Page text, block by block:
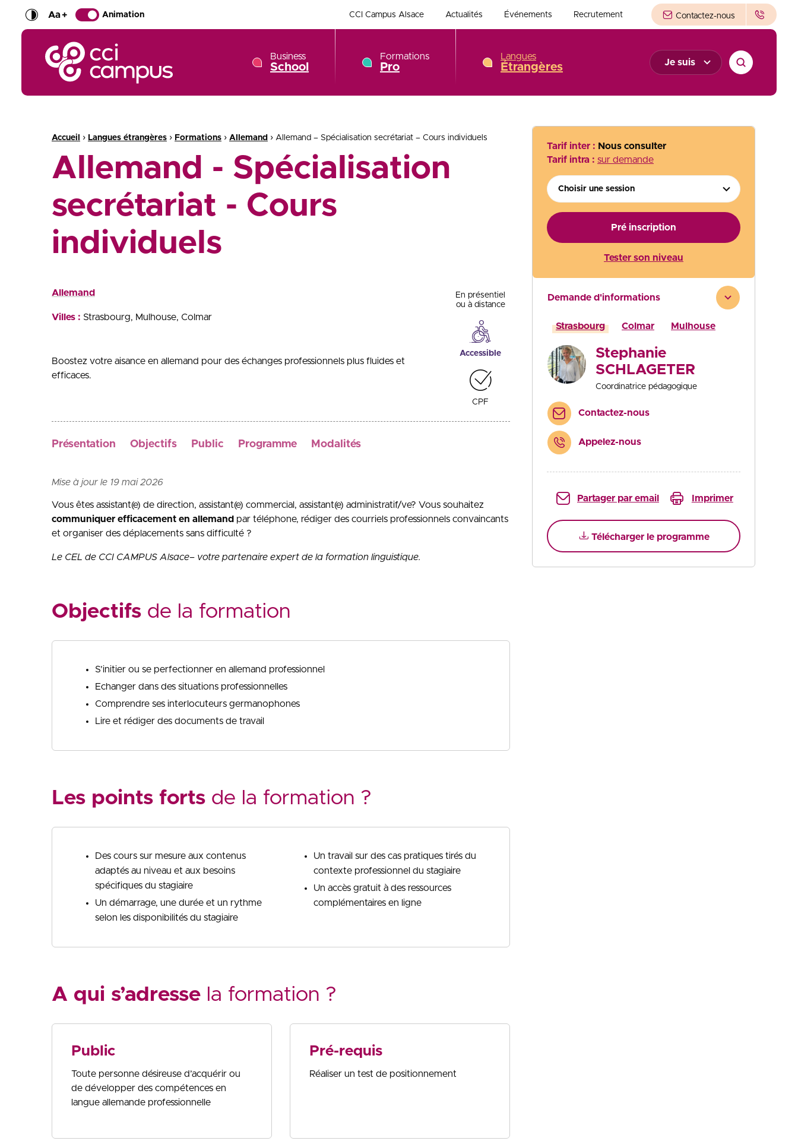
Aa+ Animation CCI Campus Alsace Actualités Événements Recrutement Contactez-nous
CCI Campus La formation qui vous ressemble
Business
School
Formations
Pro
Langues
Étrangères Je suis
Fil d'Ariane :
Accueil › Langues étrangères › Formations › Allemand › Allemand – Spécialisation secrétariat – Cours individuels
Allemand - Spécialisation
secrétariat - Cours
individuels
Allemand
Villes : Strasbourg Mulhouse Colmar
Boostez votre aisance en allemand pour des échanges professionnels plus fluides et
efficaces.
En présentiel
ou à distance
Accessible
CPF
Présentation Objectifs Public Programme Modalités
Tarif inter : Nous consulter
Tarif intra : sur demande
Choisir une session
Pré inscription
Tester son niveau
Demande d'informations
Strasbourg Colmar Mulhouse
Stephanie
SCHLAGETER
Coordinatrice pédagogique
Contactez-nous
Appelez-nous
Partager par email Imprimer
Télécharger le programme
Mise à jour le 19 mai 2026
Vous êtes assistant(e) de direction, assistant(e) commercial, assistant(e) administratif/ve? Vous souhaitez
communiquer efficacement en allemand par téléphone, rédiger des courriels professionnels convaincants
et organiser des déplacements sans difficulté ?
Le CEL de CCI CAMPUS Alsace– votre partenaire expert de la formation linguistique.
Objectifs de la formation
S’initier ou se perfectionner en allemand professionnel
Echanger dans des situations professionnelles
Comprendre ses interlocuteurs germanophones
Lire et rédiger des documents de travail
Les points forts de la formation ?
Des cours sur mesure aux contenus
adaptés au niveau et aux besoins
spécifiques du stagiaire
Un démarrage, une durée et un rythme
selon les disponibilités du stagiaire
Un travail sur des cas pratiques tirés du
contexte professionnel du stagiaire
Un accès gratuit à des ressources
complémentaires en ligne
A qui s’adresse la formation ?
Public
Toute personne désireuse d’acquérir ou
de développer des compétences en
langue allemande professionnelle
Pré-requis
Réaliser un test de positionnement